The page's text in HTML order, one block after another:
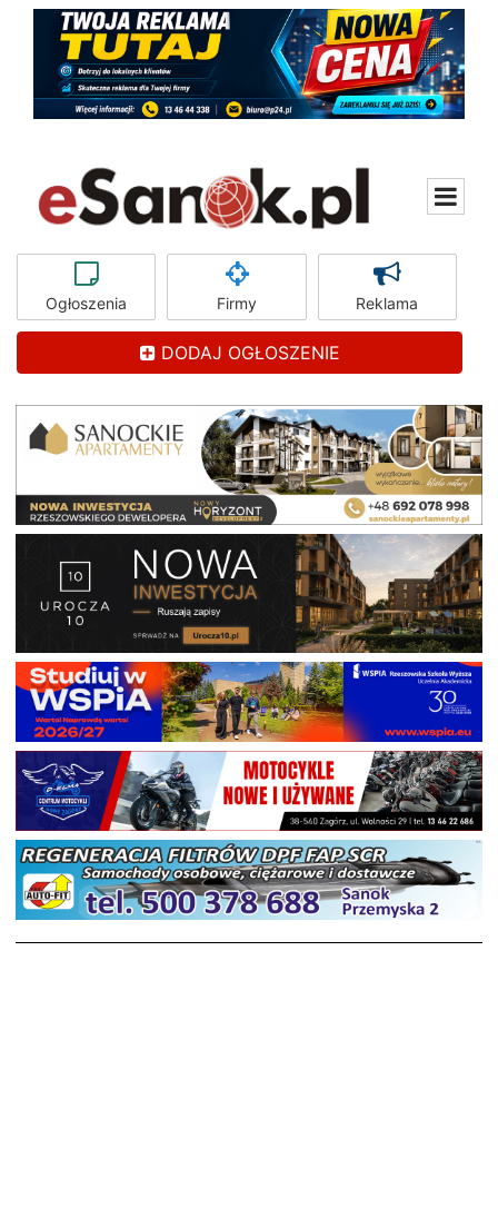
Ogłoszenia Firmy Reklama
DODAJ OGŁOSZENIE